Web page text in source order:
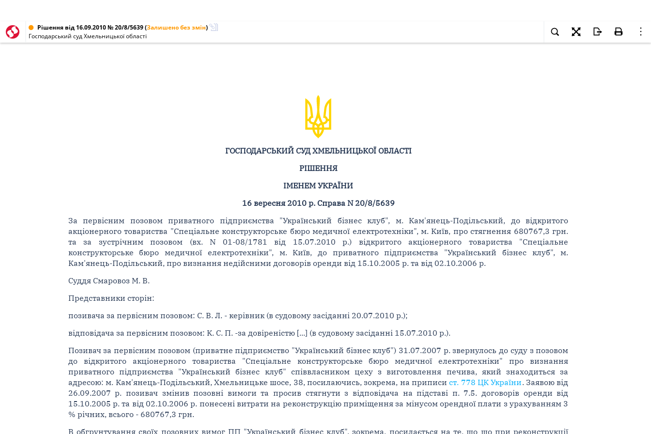
Рішення від 16.09.2010 № 20/8/5639(Залишено без змін)
Господарський суд Хмельницької області
ГОСПОДАРСЬКИЙ СУД ХМЕЛЬНИЦЬКОЇ ОБЛАСТІ
РІШЕННЯ
ІМЕНЕМ УКРАЇНИ
16 вересня 2010 р. Справа N 20/8/5639
За первісним позовом приватного підприємства "Український бізнес клуб", м. Кам'янець-Подільський, до відкритого
акціонерного товариства "Спеціальне конструкторське бюро медичної електротехніки", м. Київ, про стягнення 680767,3 грн.
та за зустрічним позовом (вх. N 01-08/1781 від 15.07.2010 р.) відкритого акціонерного товариства "Спеціальне
конструкторське бюро медичної електротехніки", м. Київ, до приватного підприємства "Український бізнес клуб", м.
Кам'янець-Подільський, про визнання недійсними договорів оренди від 15.10.2005 р. та від 02.10.2006 р.
Суддя Смаровоз М. В.
Представники сторін:
позивача за первісним позовом: С. В. Л. - керівник (в судовому засіданні 20.07.2010 р.);
відповідача за первісним позовом: К. С. П. -за довіреністю [...] (в судовому засіданні 15.07.2010 р.).
Позивач за первісним позовом (приватне підприємство "Український бізнес клуб") 31.07.2007 р. звернулось до суду з позовом
до відкритого акціонерного товариства "Спеціальне конструкторське бюро медичної електротехніки" про визнання
приватного підприємства "Український бізнес клуб" співвласником цеху з виготовлення печива, який знаходиться за
адресою: м. Кам'янець-Подільський, Хмельницьке шосе, 38, посилаючись, зокрема, на приписист. 778 ЦК України. Заявою від
26.09.2007 р. позивач змінив позовні вимоги та просив стягнути з відповідача на підставі п. 7.5. договорів оренди від
15.10.2005 р. та від 02.10.2006 р. понесені витрати на реконструкцію приміщення за мінусом орендної плати з урахуванням 3
% річних, всього - 680767,3 грн.
В обгрунтування своїх позовних вимог ПП "Український бізнес клуб", зокрема, посилається на те, що що при реконструкції